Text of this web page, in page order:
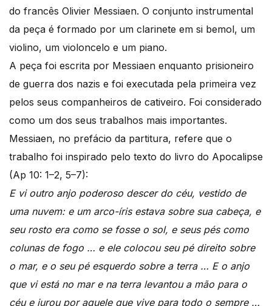
do francês Olivier Messiaen. O conjunto instrumental
da peça é formado por um clarinete em si bemol, um
violino, um violoncelo e um piano.
A peça foi escrita por Messiaen enquanto prisioneiro
de guerra dos nazis e foi executada pela primeira vez
pelos seus companheiros de cativeiro. Foi considerado
como um dos seus trabalhos mais importantes.
Messiaen, no prefácio da partitura, refere que o
trabalho foi inspirado pelo texto do livro do Apocalipse
(Ap 10: 1–2, 5–7):
E vi outro anjo poderoso descer do céu, vestido de
uma nuvem: e um arco-íris estava sobre sua cabeça, e
seu rosto era como se fosse o sol, e seus pés como
colunas de fogo … e ele colocou seu pé direito sobre
o mar, e o seu pé esquerdo sobre a terra … E o anjo
que vi está no mar e na terra levantou a mão para o
céu e jurou por aquele que vive para todo o sempre …